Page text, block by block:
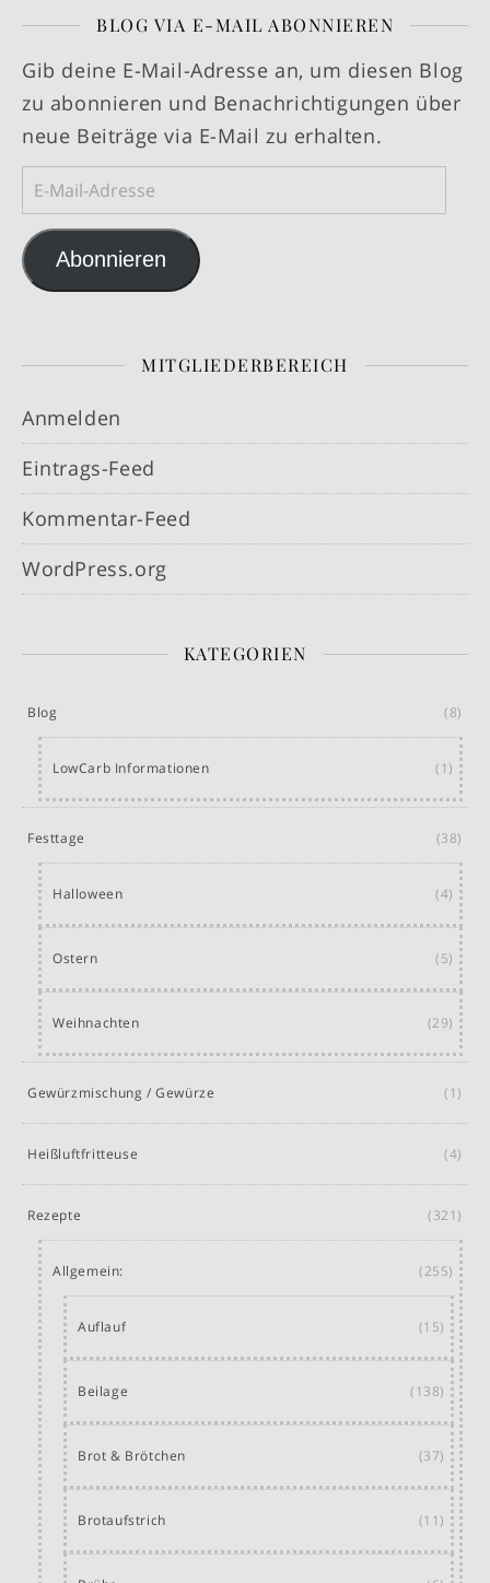
BLOG VIA E-MAIL ABONNIEREN
Gib deine E-Mail-Adresse an, um diesen Blog
zu abonnieren und Benachrichtigungen über
neue Beiträge via E-Mail zu erhalten.
E-Mail-Adresse
Abonnieren
MITGLIEDERBEREICH
Anmelden
Eintrags-Feed
Kommentar-Feed
WordPress.org
KATEGORIEN
Blog (8)
LowCarb Informationen (1)
Festtage (38)
Halloween (4)
Ostern (5)
Weihnachten (29)
Gewürzmischung / Gewürze (1)
Heißluftfritteuse (4)
Rezepte (321)
Allgemein: (255)
Auflauf (15)
Beilage (138)
Brot & Brötchen (37)
Brotaufstrich (11)